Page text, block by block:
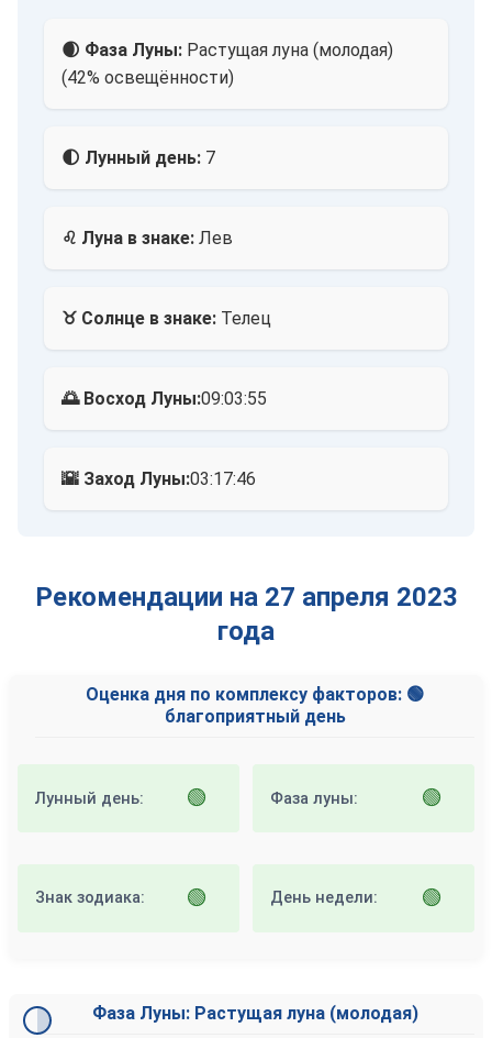
🌒 Фаза Луны: Растущая луна (молодая)
(42% освещённости)
🌓 Лунный день: 7
♌ Луна в знаке: Лев
♉ Солнце в знаке: Телец
🌅 Восход Луны:09:03:55
🌇 Заход Луны:03:17:46
Рекомендации на 27 апреля 2023
года
Оценка дня по комплексу факторов: 🟢
благоприятный день
Лунный день: 🟢 Фаза луны: 🟢
Знак зодиака: 🟢 День недели: 🟢
Фаза Луны: Растущая луна (молодая)